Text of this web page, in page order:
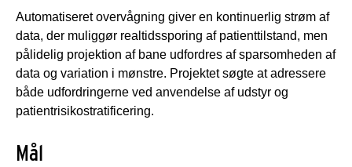
Automatiseret overvågning giver en kontinuerlig strøm af
data, der muliggør realtidssporing af patienttilstand, men
pålidelig projektion af bane udfordres af sparsomheden af
​​data og variation i mønstre. Projektet søgte at adressere
både udfordringerne ved anvendelse af udstyr og
patientrisikostratificering.
Mål